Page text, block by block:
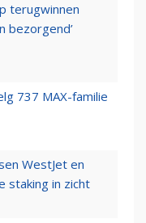
terugwinnen
bezorgend’
737 MAX-familie
WestJet en
staking in zicht